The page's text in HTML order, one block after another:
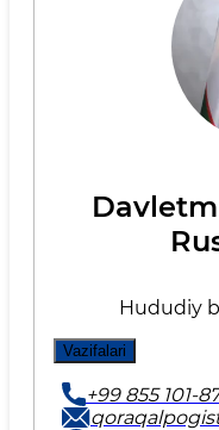
Hududiy
Vazifalari
+99 855 101-